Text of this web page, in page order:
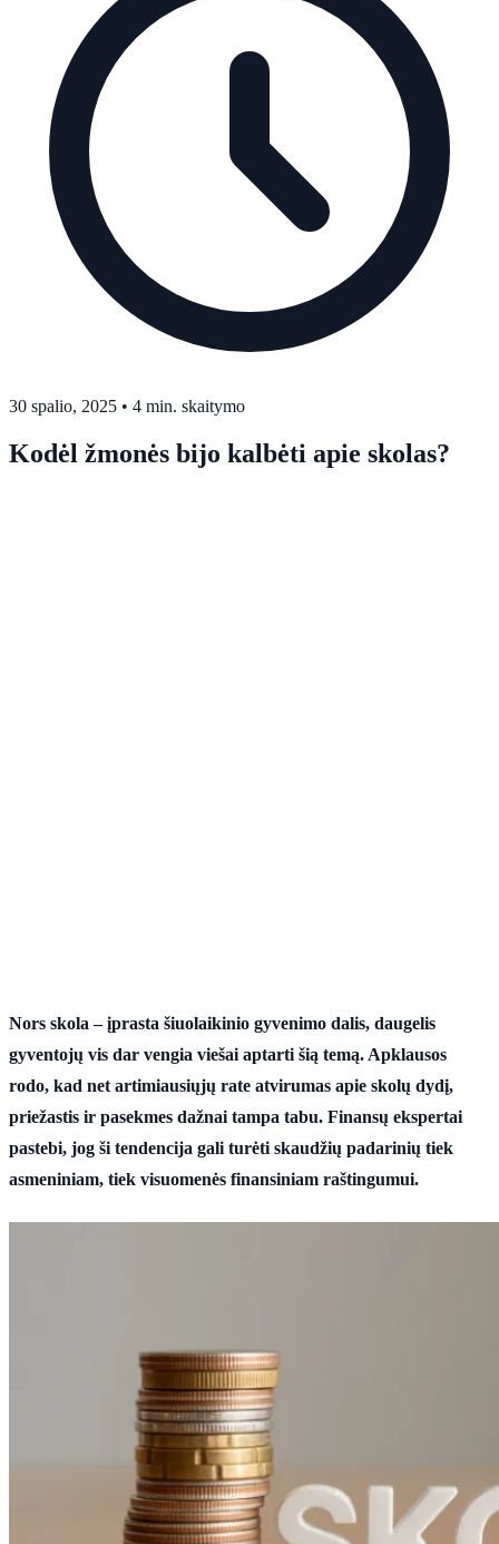
30 spalio, 2025 • 4 min. skaitymo
Kodėl žmonės bijo kalbėti apie skolas?
Nors skola – įprasta šiuolaikinio gyvenimo dalis, daugelis
gyventojų vis dar vengia viešai aptarti šią temą. Apklausos
rodo, kad net artimiausiųjų rate atvirumas apie skolų dydį,
priežastis ir pasekmes dažnai tampa tabu. Finansų ekspertai
pastebi, jog ši tendencija gali turėti skaudžių padarinių tiek
asmeniniam, tiek visuomenės finansiniam raštingumui.